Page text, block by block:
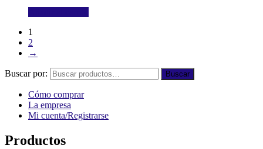
1
2
→
Buscar por: Buscar
Cómo comprar
La empresa
Mi cuenta/Registrarse
Productos